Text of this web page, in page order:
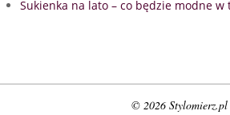
Sukienka na lato – co będzie modne w
© 2026 Stylomierz.pl